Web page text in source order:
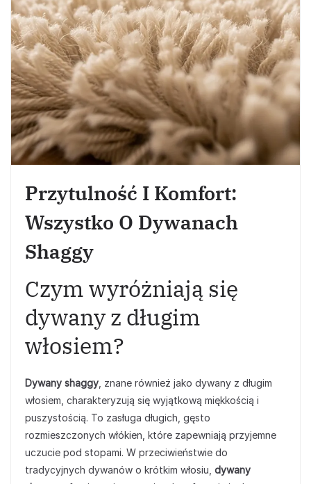
Przytulność I Komfort:
Wszystko O Dywanach
Shaggy
Czym wyróżniają się
dywany z długim
włosiem?
Dywany shaggy , znane również jako dywany z długim
włosiem, charakteryzują się wyjątkową miękkością i
puszystością. To zasługa długich, gęsto
rozmieszczonych włókien, które zapewniają przyjemne
uczucie pod stopami. W przeciwieństwie do
tradycyjnych dywanów o krótkim włosiu, dywany